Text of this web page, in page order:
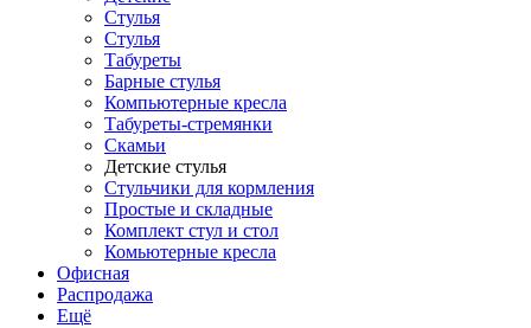
Стулья
Стулья
Табуреты
Барные стулья
Компьютерные кресла
Табуреты-стремянки
Скамьи
Детские стулья
Стульчики для кормления
Простые и складные
Комплект стул и стол
Комьютерные кресла
Офисная
Распродажа
Eщё